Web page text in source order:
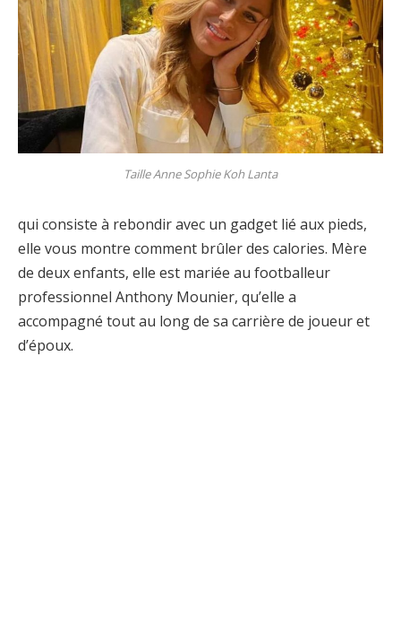
Taille Anne Sophie Koh Lanta
qui consiste à rebondir avec un gadget lié aux pieds,
elle vous montre comment brûler des calories. Mère
de deux enfants, elle est mariée au footballeur
professionnel Anthony Mounier, qu’elle a
accompagné tout au long de sa carrière de joueur et
d’époux.